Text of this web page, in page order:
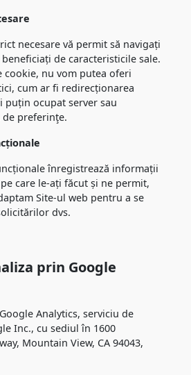
necesare vă permit să navigați
beneficiați de caracteristicile sale.
cookie, nu vom putea oferi
cum ar fi redirecționarea
puțin ocupat server sau
preferinţe.
înregistrează informații
care le-ați făcut și ne permit,
Site-ul web pentru a se
dvs.
prin Google
Analytics, serviciu de
Inc., cu sediul în 1600
Mountain View, CA 94043,